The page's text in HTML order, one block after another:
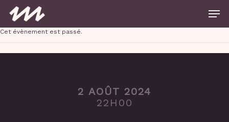
main
content
Cet évènement est passé.
2 AOÛT 2024
22H00
Close